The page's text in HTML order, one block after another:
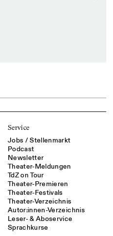
Service
Jobs / Stellenmarkt
Podcast
Newsletter
Theater-Meldungen
TdZ on Tour
Theater-Premieren
Theater-Festivals
Theater-Verzeichnis
Autor:innen-Verzeichnis
Leser- & Aboservice
Sprachkurse